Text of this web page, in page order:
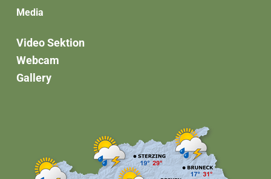
Media
Video Sektion
Webcam
Gallery